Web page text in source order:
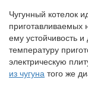
Чугунный котелок
приготавливаемых
ему устойчивость
температуру
электрическую
из чугуна того же